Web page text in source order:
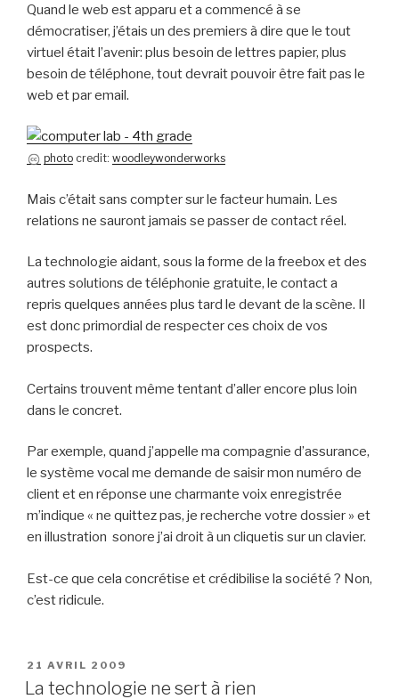
Quand le web est apparu et a commencé à se
démocratiser, j’étais un des premiers à dire que le tout
virtuel était l’avenir: plus besoin de lettres papier, plus
besoin de téléphone, tout devrait pouvoir être fait pas le
web et par email.
photo credit: woodleywonderworks
Mais c’était sans compter sur le facteur humain. Les
relations ne sauront jamais se passer de contact réel.
La technologie aidant, sous la forme de la freebox et des
autres solutions de téléphonie gratuite, le contact a
repris quelques années plus tard le devant de la scène. Il
est donc primordial de respecter ces choix de vos
prospects.
Certains trouvent même tentant d’aller encore plus loin
dans le concret.
Par exemple, quand j’appelle ma compagnie d’assurance,
le système vocal me demande de saisir mon numéro de
client et en réponse une charmante voix enregistrée
m’indique « ne quittez pas, je recherche votre dossier » et
en illustration sonore j’ai droit à un cliquetis sur un clavier.
Est-ce que cela concrétise et crédibilise la société ? Non,
c’est ridicule.
PUBLIÉ
LE
21 AVRIL 2009
La technologie ne sert à rien